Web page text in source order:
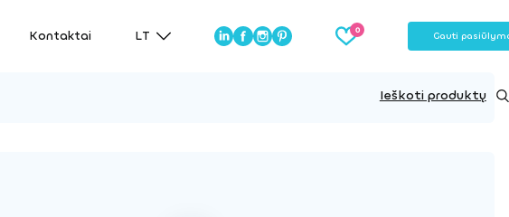
Kontaktai LT Gauti
Ieškoti produktų